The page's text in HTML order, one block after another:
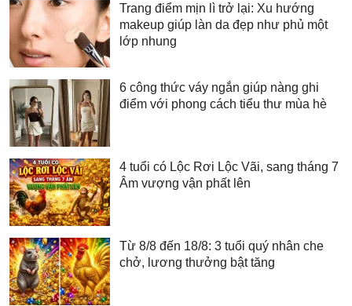
Trang điểm mịn lì trở lại: Xu hướng
makeup giúp làn da đẹp như phủ một
lớp nhung
6 công thức váy ngắn giúp nàng ghi
điểm với phong cách tiểu thư mùa hè
4 tuổi có Lộc Rơi Lộc Vãi, sang tháng 7
Âm vượng vận phất lên
Từ 8/8 đến 18/8: 3 tuổi quý nhân che
chở, lương thưởng bật tăng